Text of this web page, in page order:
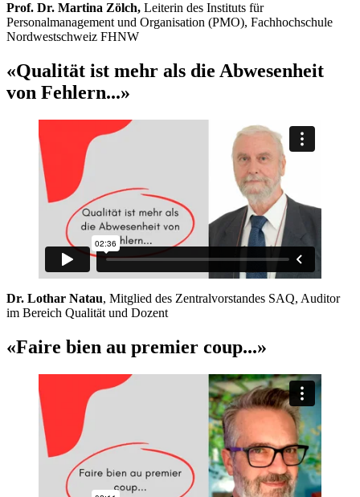
Prof. Dr. Martina Zölch, Leiterin des Instituts für
Personalmanagement und Organisation (PMO), Fachhochschule
Nordwestschweiz FHNW
«Qualität ist mehr als die Abwesenheit
von Fehlern...»
Dr. Lothar Natau, Mitglied des Zentralvorstandes SAQ, Auditor
im Bereich Qualität und Dozent
«Faire bien au premier coup...»